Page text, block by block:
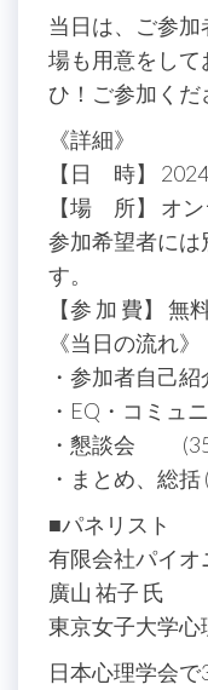
当日は、ご参
場も用意をし
ひ！ご参加くだ
《詳細》
【日 時】
【場 所】 オ
参加希望者には
す。
【参 加 費】 無
《当日の流れ》
・参加者自己紹
・EQ・コミュ
・懇談会
・まとめ、総括
■パネリスト
有限会社パイオ
廣山 祐子 氏
東京女子大学心
日本心理学会